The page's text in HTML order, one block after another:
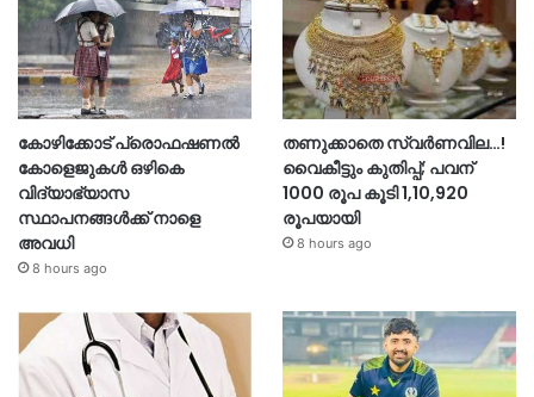
കോഴിക്കോട് പ്രൊഫഷണൽ
കോളെജുകൾ ഒഴികെ
വിദ്യാഭ്യാസ
സ്ഥാപനങ്ങൾക്ക് നാളെ
അവധി
8 hours ago
തണുക്കാതെ സ്വർണവില…!
വൈകീട്ടും കുതിപ്പ്; പവന്
1000 രൂപ കൂടി 1,10,920
രൂപയായി
8 hours ago